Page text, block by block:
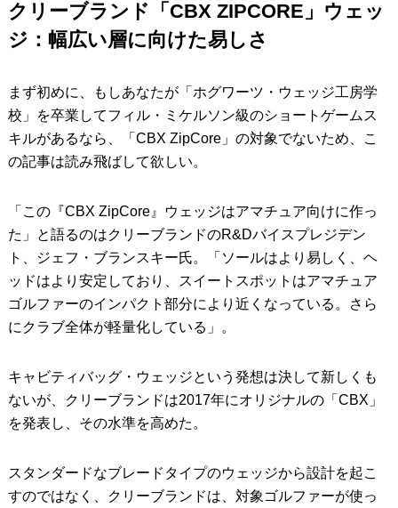
クリーブランド「CBX ZIPCORE」ウェッ
ジ：幅広い層に向けた易しさ
まず初めに、もしあなたが「ホグワーツ・ウェッジ工房学
校」を卒業してフィル・ミケルソン級のショートゲームス
キルがあるなら、「CBX ZipCore」の対象でないため、こ
の記事は読み飛ばして欲しい。
「この『CBX ZipCore』ウェッジはアマチュア向けに作っ
た」と語るのはクリーブランドのR&Dバイスプレジデン
ト、ジェフ・ブランスキー氏。「ソールはより易しく、ヘ
ッドはより安定しており、スイートスポットはアマチュア
ゴルファーのインパクト部分により近くなっている。さら
にクラブ全体が軽量化している」。
キャビティバッグ・ウェッジという発想は決して新しくも
ないが、クリーブランドは2017年にオリジナルの「CBX」
を発表し、その水準を高めた。
スタンダードなブレードタイプのウェッジから設計を起こ
すのではなく、クリーブランドは、対象ゴルファーが使っ